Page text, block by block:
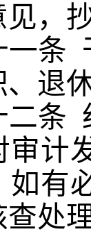
见，
一条
、退
二条
审计
如有
处